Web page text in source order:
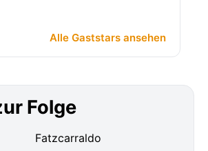
Alle Gaststars ansehen
Folge
Fatzcarraldo